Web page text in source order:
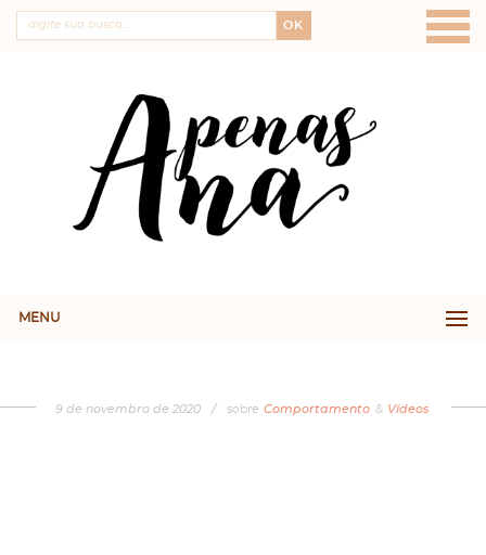
OK
MENU
9 de novembro de 2020 / sobre Comportamento & Vídeos